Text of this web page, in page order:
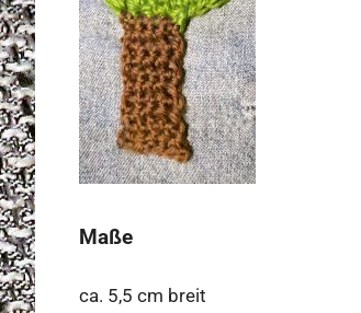
Maße
ca. 5,5 cm breit